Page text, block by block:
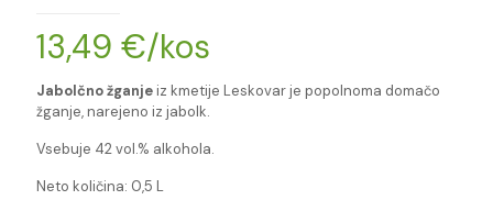
13,49 €/kos
Jabolčno žganjeiz kmetije Leskovar je popolnoma domačo
žganje, narejeno iz jabolk.
Vsebuje 42 vol.% alkohola.
Neto količina: 0,5 L